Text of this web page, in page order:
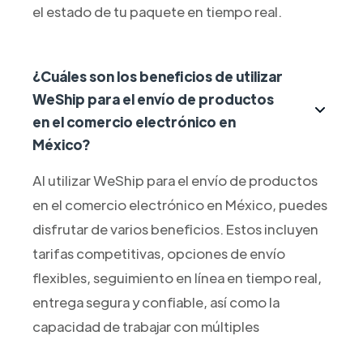
el estado de tu paquete en tiempo real.
¿Cuáles son los beneficios de utilizar
WeShip para el envío de productos
en el comercio electrónico en
México?
Al utilizar WeShip para el envío de productos
en el comercio electrónico en México, puedes
disfrutar de varios beneficios. Estos incluyen
tarifas competitivas, opciones de envío
flexibles, seguimiento en línea en tiempo real,
entrega segura y confiable, así como la
capacidad de trabajar con múltiples